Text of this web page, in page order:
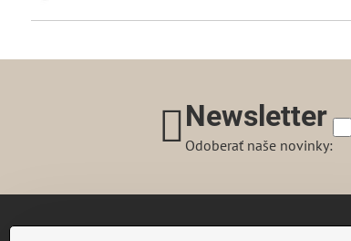
Newsletter
Odoberať naše novinky: